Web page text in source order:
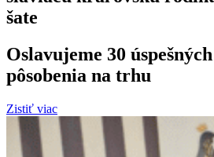
šate
Oslavujeme 30
pôsobenia na trhu​
Zistiť viac